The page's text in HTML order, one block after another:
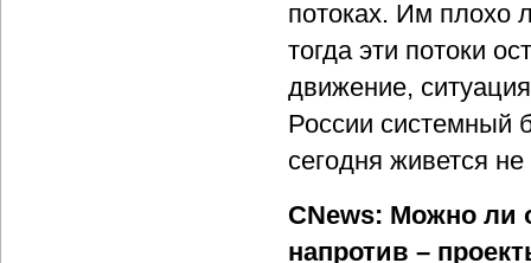
потоках. Им плохо
тогда эти потоки
движение,
России системный
сегодня живется
CNews: Можно ли
напротив –